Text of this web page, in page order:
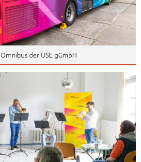
der USE gGmbH